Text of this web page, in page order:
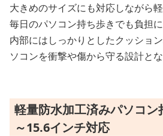
大きめのサイズにも対応しながら
毎日のパソコン持ち歩きでも負担に
内部にはしっかりとしたクッショ
ソコンを衝撃や傷から守る設計とな
軽量防水加工済みパソコ
～15.6インチ対応